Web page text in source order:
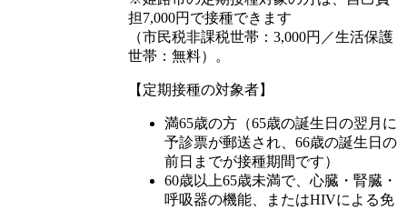
担7,000円で接種できます
（市民税非課税世帯：3,000円／生活保護
世帯：無料）。
【定期接種の対象者】
満65歳の方（65歳の誕生日の翌月に
予診票が郵送され、66歳の誕生日の
前日までが接種期間です）
60歳以上65歳未満で、心臓・腎臓・
呼吸器の機能、またはHIVによる免